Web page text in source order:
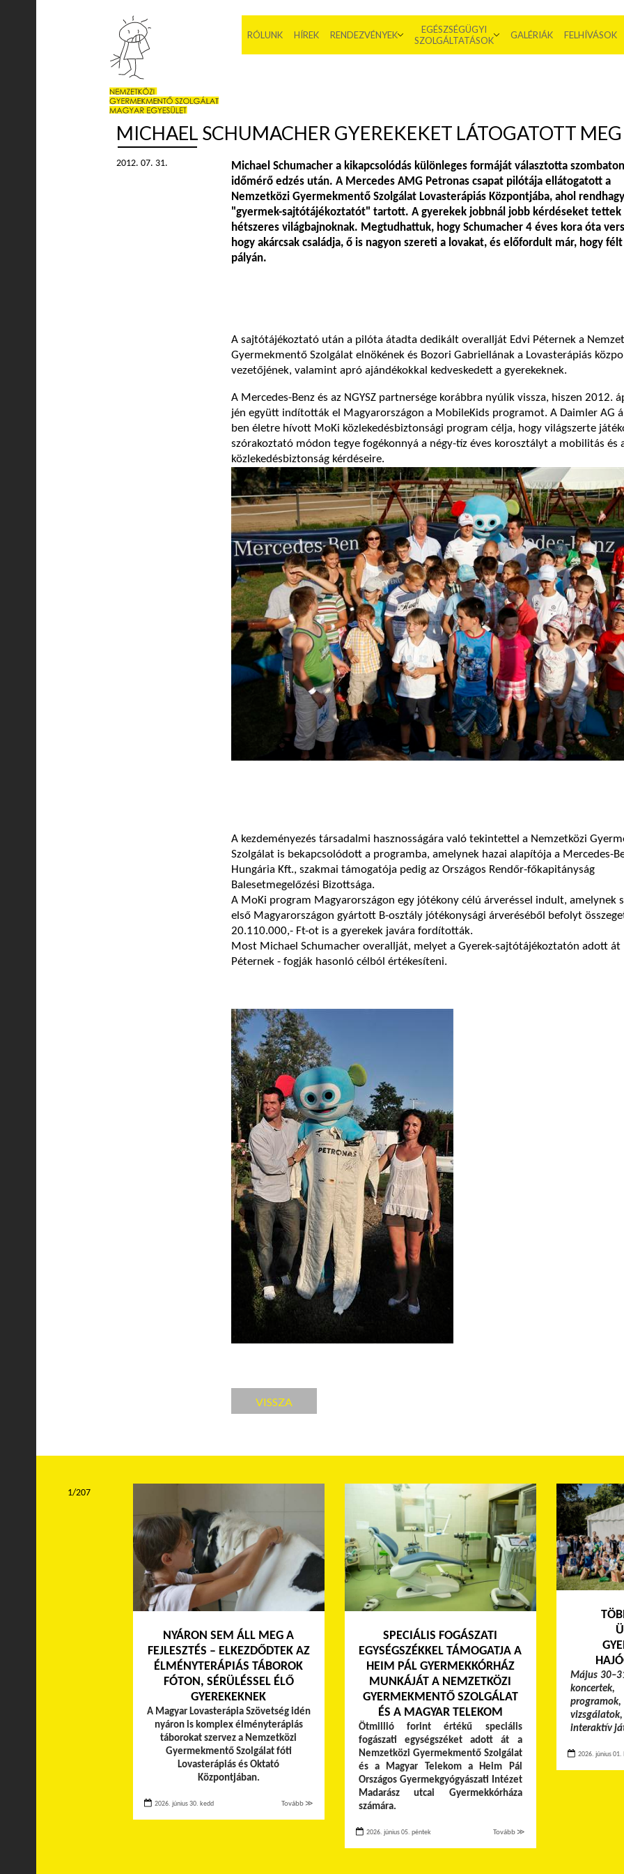
RÓLUNK HÍREK RENDEZVÉNYEK
EGÉSZSÉGÜGYI
SZOLGÁLTATÁSOK
GALÉRIÁK FELHÍVÁSOK
MICHAEL SCHUMACHER GYEREKEKET LÁTOGATOTT
2012. 07. 31.
Michael Schumacher a kikapcsolódás különleges formáját választotta
időmérő edzés után. A Mercedes AMG Petronas csapat pilótája ellátogatott a
Nemzetközi Gyermekmentő Szolgálat Lovasterápiás Központjába, ahol
"gyermek-sajtótájékoztatót" tartott. A gyerekek jobbnál jobb kérdéseket tettek
hétszeres világbajnoknak. Megtudhattuk, hogy Schumacher 4 éves kora óta
hogy akárcsak családja, ő is nagyon szereti a lovakat, és előfordult már, hogy félt
pályán.
A sajtótájékoztató után a pilóta átadta dedikált overallját Edvi Péternek a
Gyermekmentő Szolgálat elnökének és Bozori Gabriellának a Lovasterápiás
vezetőjének, valamint apró ajándékokkal kedveskedett a gyerekeknek.
A Mercedes-Benz és az NGYSZ partnersége korábbra nyúlik vissza, hiszen 2012.
jén együtt indították el Magyarországon a MobileKids programot. A Daimler AG
ben életre hívott MoKi közlekedésbiztonsági program célja, hogy világszerte
szórakoztató módon tegye fogékonnyá a négy-tíz éves korosztályt a mobilitás és
közlekedésbiztonság kérdéseire.
A kezdeményezés társadalmi hasznosságára való tekintettel a Nemzetközi
Szolgálat is bekapcsolódott a programba, amelynek hazai alapítója a Mercedes-
Hungária Kft., szakmai támogatója pedig az Országos Rendőr-főkapitányság
Balesetmegelőzési Bizottsága.
A MoKi program Magyarországon egy jótékony célú árveréssel indult, amelynek
első Magyarországon gyártott B-osztály jótékonysági árveréséből befolyt
20.110.000,- Ft-ot is a gyerekek javára fordították.
Most Michael Schumacher overallját, melyet a Gyerek-sajtótájékoztatón adott át
Péternek - fogják hasonló célból értékesíteni.
VISSZA
NYÁRON SEM ÁLL MEG A
FEJLESZTÉS – ELKEZDŐDTEK AZ
ÉLMÉNYTERÁPIÁS TÁBOROK
FÓTON, SÉRÜLÉSSEL ÉLŐ
GYEREKEKNEK
A Magyar Lovasterápia Szövetség idén
nyáron is komplex élményterápiás
táborokat szervez a Nemzetközi
Gyermekmentő Szolgálat fóti
Lovasterápiás és Oktató
Központjában.
2026. június 30. kedd Tovább ≫
SPECIÁLIS FOGÁSZATI
EGYSÉGSZÉKKEL TÁMOGATJA A
HEIM PÁL GYERMEKKÓRHÁZ
MUNKÁJÁT A NEMZETKÖZI
GYERMEKMENTŐ SZOLGÁLAT
ÉS A MAGYAR TELEKOM
Ötmillió forint értékű speciális
fogászati egységszéket adott át a
Nemzetközi Gyermekmentő Szolgálat
és a Magyar Telekom a Heim Pál
Országos Gyermekgyógyászati Intézet
Madarász utcai Gyermekkórháza
számára.
2026. június 05. péntek Tovább ≫
Május
programok,
interaktív
2026. június 01.
1/207